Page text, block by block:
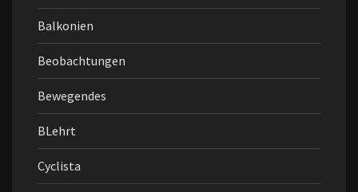
Balkonien
Beobachtungen
Bewegendes
BLehrt
Cyclista